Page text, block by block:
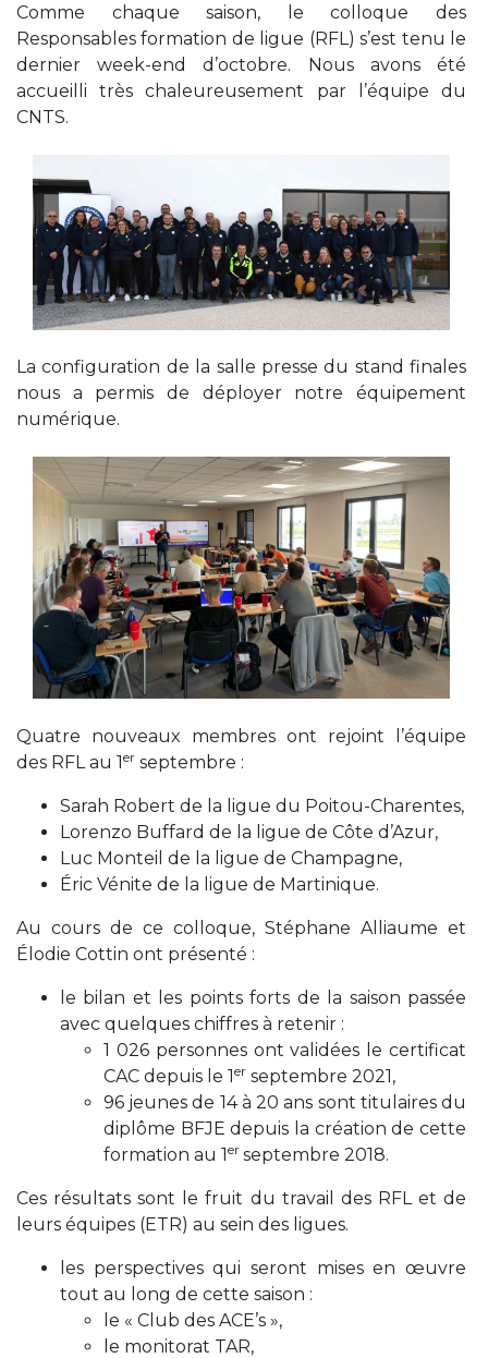
Comme chaque saison, le colloque des
Responsables formation de ligue (RFL) s’est tenu le
dernier week-end d’octobre. Nous avons été
accueilli très chaleureusement par l’équipe du
CNTS.
La configuration de la salle presse du stand finales
nous a permis de déployer notre équipement
numérique.
Quatre nouveaux membres ont rejoint l’équipe
des RFL au 1er septembre :
Sarah Robert de la ligue du Poitou-Charentes,
Lorenzo Buffard de la ligue de Côte d’Azur,
Luc Monteil de la ligue de Champagne,
Éric Vénite de la ligue de Martinique.
Au cours de ce colloque, Stéphane Alliaume et
Élodie Cottin ont présenté :
le bilan et les points forts de la saison passée
avec quelques chiffres à retenir :
1 026 personnes ont validées le certificat
CAC depuis le 1er septembre 2021,
96 jeunes de 14 à 20 ans sont titulaires du
diplôme BFJE depuis la création de cette
formation au 1er septembre 2018.
Ces résultats sont le fruit du travail des RFL et de
leurs équipes (ETR) au sein des ligues.
les perspectives qui seront mises en œuvre
tout au long de cette saison :
le « Club des ACE’s »,
le monitorat TAR,